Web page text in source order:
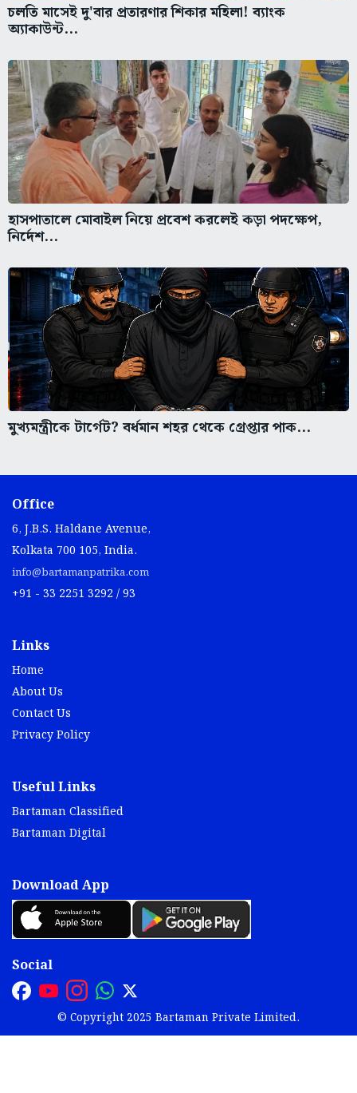
চলতি মাসেই দু'বার প্রতারণার শিকার মহিলা! ব্যাংক
অ্যাকাউন্ট...
হাসপাতালে মোবাইল নিয়ে প্রবেশ করলেই কড়া পদক্ষেপ,
নির্দেশ...
মুখ্যমন্ত্রীকে টার্গেট? বর্ধমান শহর থেকে গ্রেপ্তার পাক...
Office
6, J.B.S. Haldane Avenue,
Kolkata 700 105, India.
info@bartamanpatrika.com
+91 - 33 2251 3292 / 93
Links
Home
About Us
Contact Us
Privacy Policy
Useful Links
Bartaman Classified
Bartaman Digital
Download App
Social
© Copyright 2025 Bartaman Private Limited.